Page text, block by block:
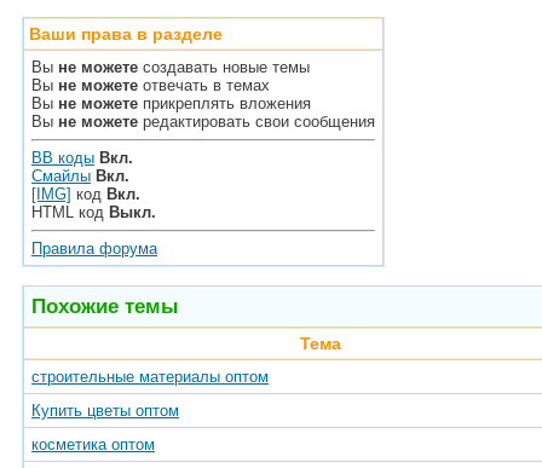
Ваши права в разделе
Вы не можете создавать новые темы
Вы не можете отвечать в темах
Вы не можете прикреплять вложения
Вы не можете редактировать свои сообщения
BB коды Вкл.
Смайлы Вкл.
[IMG] код Вкл.
HTML код Выкл.
Правила форума
Похожие темы
Тема
строительные материалы оптом
Купить цветы оптом
косметика оптом